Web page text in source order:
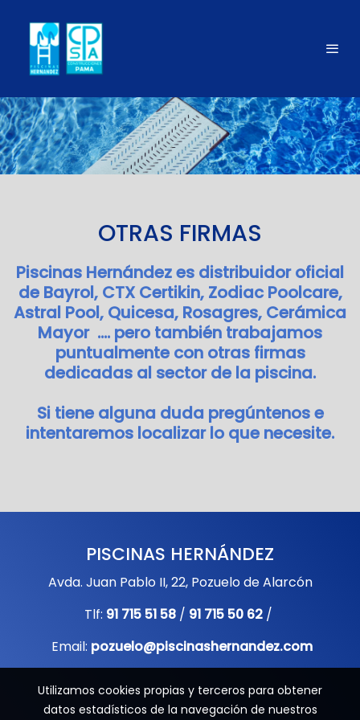
OTRAS FIRMAS
Piscinas Hernández es distribuidor oficial
de Bayrol, CTX Certikin, Zodiac Poolcare,
Astral Pool, Quicesa, Rosagres, Cerámica
Mayor .... pero también trabajamos
puntualmente con otras firmas
dedicadas al sector de la piscina.
Si tiene alguna duda pregúntenos e
intentaremos localizar lo que necesite.
PISCINAS HERNÁNDEZ
Avda. Juan Pablo II, 22, Pozuelo de Alarcón
Tlf: 91 715 51 58 / 91 715 50 62 /
Email: pozuelo@piscinashernandez.com
Utilizamos cookies propias y terceros para obtener
datos estadísticos de la navegación de nuestros